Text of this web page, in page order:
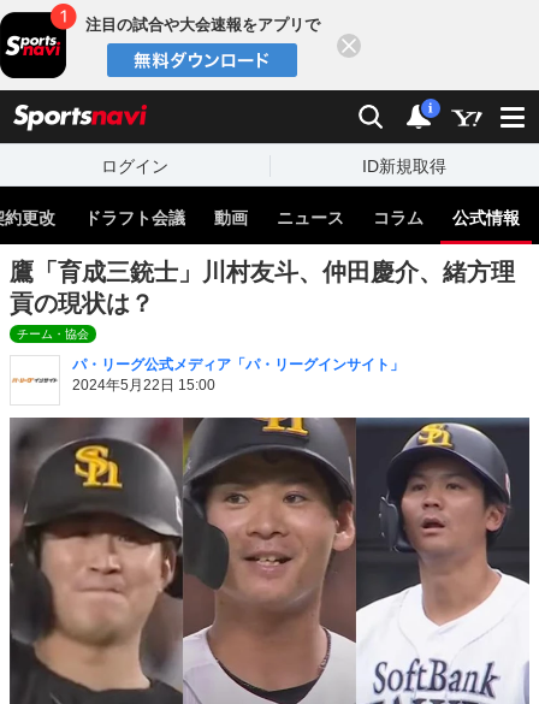
注目の試合や大会速報をアプリで
検索 通知
i
ログイン ID新規取得
約更改 ドラフト会議 動画 ニュース コラム 公式情報
鷹「育成三銃士」川村友斗、仲田慶介、緒方理
貢の現状は？
チーム・協会
パ・リーグ公式メディア「パ・リーグインサイト」
2024年5月22日 15:00